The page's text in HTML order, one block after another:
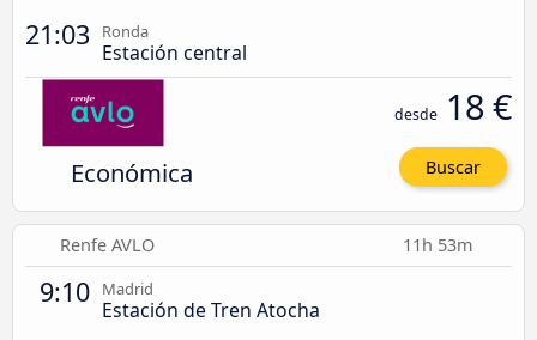
21:03 Ronda
Estación central
Económica
desde 18 €
Buscar
Renfe AVLO 11h 53m
9:10 Madrid
Estación de Tren Atocha